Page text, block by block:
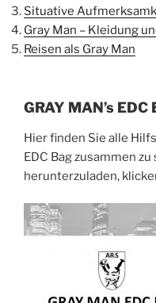
Situative
Gray Man – Kleidung
Reisen als Gray Man
GRAY MAN’s EDC
Hier finden Sie alle
EDC Bag zusammen
herunterzuladen,